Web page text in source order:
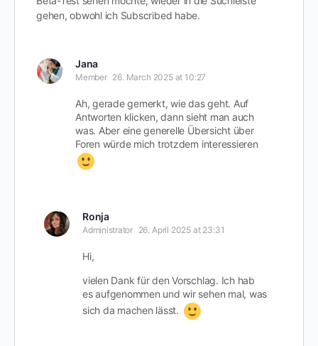
gehen, obwohl ich Subscribed habe.
Jana
Member 26. March 2025 at 10:27
Ah, gerade gemerkt, wie das geht. Auf
Antworten klicken, dann sieht man auch
was. Aber eine generelle Übersicht über
Foren würde mich trotzdem interessieren
Ronja
Administrator 26. April 2025 at 23:31
Hi,
vielen Dank für den Vorschlag. Ich hab
es aufgenommen und wir sehen mal, was
sich da machen lässt.